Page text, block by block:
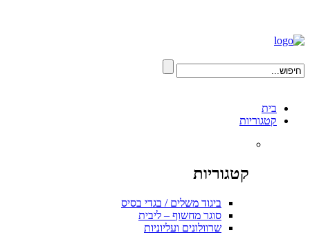
בית
קטגוריות
קטגוריות
ביגוד משלים / בגדי בסיס
סוגר מחשוף – ליבית
שרוולונים ועליוניות